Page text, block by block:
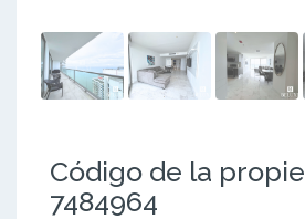
Código de la
7484964